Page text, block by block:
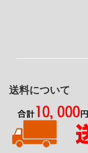
送料について